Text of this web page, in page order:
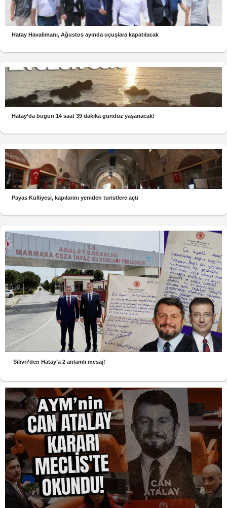
Hatay Havalimanı, Ağustos ayında uçuşlara kapatılacak
Hatay’da bugün 14 saat 39 dakika gündüz yaşanacak!
Payas Külliyesi, kapılarını yeniden turistlere açtı
Silivri’den Hatay’a 2 anlamlı mesaj!